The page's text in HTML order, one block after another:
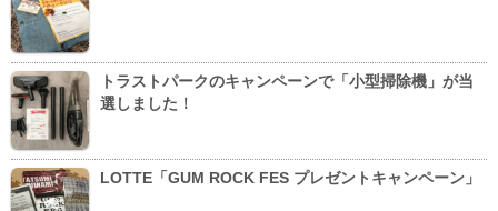
トラストパークのキャンペーンで「小型掃除機」が当
選しました！
LOTTE「GUM ROCK FES プレゼントキャンペーン」